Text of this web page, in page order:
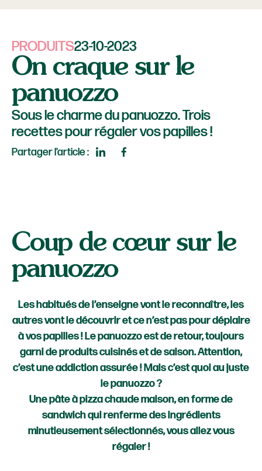
PRODUITS23-10-2023
On craque sur le
panuozzo
Sous le charme du panuozzo. Trois
recettes pour régaler vos papilles !
Partager l'article :
Coup de cœur sur le
panuozzo
Les habitués de l’enseigne vont le reconnaître, les
autres vont le découvrir et ce n’est pas pour déplaire
à vos papilles ! Le panuozzo est de retour, toujours
garni de produits cuisinés et de saison. Attention,
c’est une addiction assurée ! Mais c’est quoi au juste
le panuozzo ?
Une pâte à pizza chaude maison, en forme de
sandwich qui renferme des ingrédients
minutieusement sélectionnés, vous allez vous
régaler !